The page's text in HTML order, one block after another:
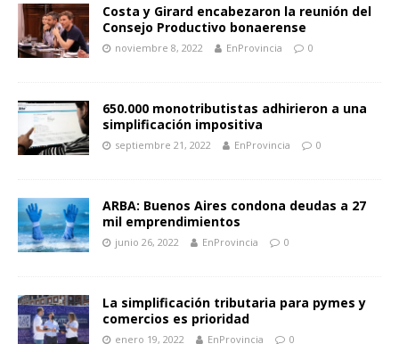
Costa y Girard encabezaron la reunión del
Consejo Productivo bonaerense
noviembre 8, 2022 EnProvincia 0
650.000 monotributistas adhirieron a una
simplificación impositiva
septiembre 21, 2022 EnProvincia 0
ARBA: Buenos Aires condona deudas a 27
mil emprendimientos
junio 26, 2022 EnProvincia 0
La simplificación tributaria para pymes y
comercios es prioridad
enero 19, 2022 EnProvincia 0